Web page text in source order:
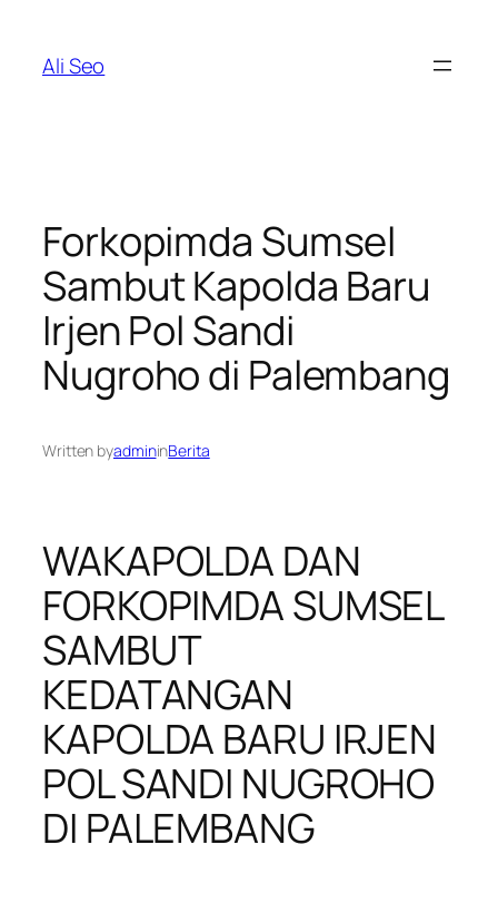
content
Ali Seo
Forkopimda Sumsel
Sambut Kapolda Baru
Irjen Pol Sandi
Nugroho di Palembang
Written byadmininBerita
WAKAPOLDA DAN
FORKOPIMDA SUMSEL
SAMBUT
KEDATANGAN
KAPOLDA BARU IRJEN
POL SANDI NUGROHO
DI PALEMBANG